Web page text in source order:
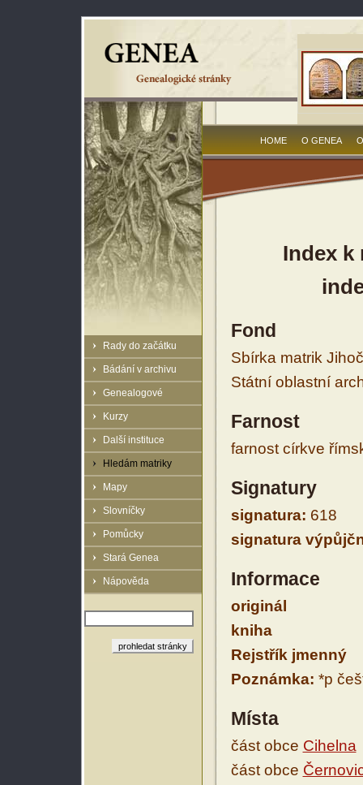
Rady do začátku
Bádání v archivu
Genealogové
Kurzy
Další instituce
Hledám matriky
Mapy
Slovníčky
Pomůcky
Stará Genea
Nápověda
HOME O GENEA
Index k
Fond
Sbírka matrik
Státní oblastní
Farnost
farnost církve
Signatury
signatura: 618
signatura
Informace
originál
kniha
Rejstřík jmenný
Poznámka: *p
Místa
část obce Cihelna
část obce